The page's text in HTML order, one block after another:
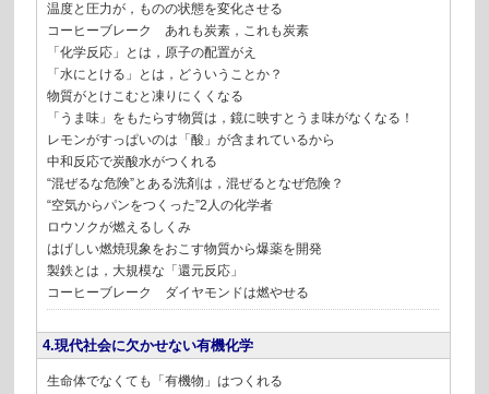
温度と圧力が，ものの状態を変化させる
コーヒーブレーク あれも炭素，これも炭素
「化学反応」とは，原子の配置がえ
「水にとける」とは，どういうことか？
物質がとけこむと凍りにくくなる
「うま味」をもたらす物質は，鏡に映すとうま味がなくなる！
レモンがすっぱいのは「酸」が含まれているから
中和反応で炭酸水がつくれる
“混ぜるな危険”とある洗剤は，混ぜるとなぜ危険？
“空気からパンをつくった”2人の化学者
ロウソクが燃えるしくみ
はげしい燃焼現象をおこす物質から爆薬を開発
製鉄とは，大規模な「還元反応」
コーヒーブレーク ダイヤモンドは燃やせる
4.現代社会に欠かせない有機化学
生命体でなくても「有機物」はつくれる